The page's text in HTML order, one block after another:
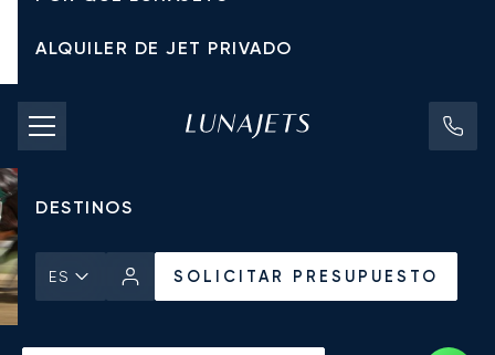
ALQUILER DE JET PRIVADO
TARIFAS DE CHÁRTER
JETS PRIVADOS
DESTINOS
ES SOLICITAR PRESUPUESTO